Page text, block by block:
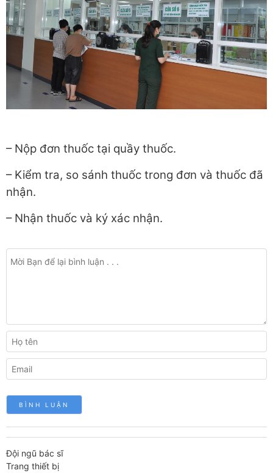
– Nộp đơn thuốc tại quầy thuốc.
– Kiểm tra, so sánh thuốc trong đơn và thuốc đã
nhận.
– Nhận thuốc và ký xác nhận.
Đội ngũ bác sĩ
Trang thiết bị